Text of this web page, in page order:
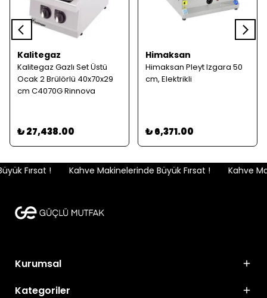
Kalitegaz
Kalitegaz Gazlı Set Üstü
Ocak 2 Brülörlü 40x70x29
cm C4070G Rinnova
₺ 27,438.00
Himaksan
Himaksan Pleyt Izgara 50
cm, Elektrikli
₺ 6,371.00
Fırsat ! Kahve Makinelerinde Büyük Fırsat ! Kahve
Kurumsal
Kategoriler